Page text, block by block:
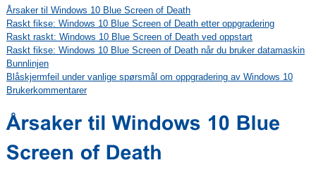
Årsaker til Windows 10 Blue Screen of Death
Raskt fikse: Windows 10 Blue Screen of Death etter oppgradering
Raskt raskt: Windows 10 Blue Screen of Death ved oppstart
Raskt fikse: Windows 10 Blue Screen of Death når du bruker datamaskin
Bunnlinjen
Blåskjermfeil under vanlige spørsmål om oppgradering av Windows 10
Brukerkommentarer